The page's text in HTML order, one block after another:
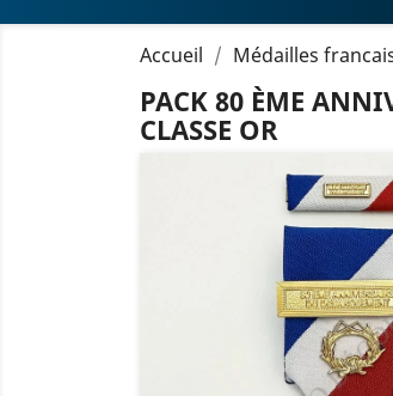
Accueil Médailles
PACK 80 ÈME
CLASSE OR